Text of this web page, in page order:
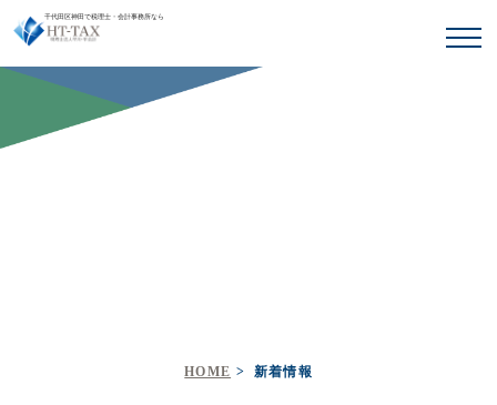
千代田区神田で税理士・会計事務所なら
HOME 新着情報